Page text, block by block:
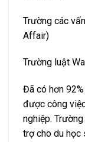
Trường các
Affair)
Trường luật
Đã có hơn
được công
nghiệp.
trợ cho du học